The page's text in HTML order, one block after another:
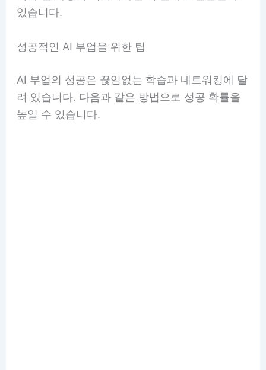
있습니다.
성공적인 AI 부업을 위한 팁
AI 부업의 성공은 끊임없는 학습과 네트워킹에 달
려 있습니다. 다음과 같은 방법으로 성공 확률을
높일 수 있습니다.